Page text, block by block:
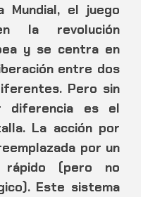
Mundial, el juego
la revolución
y se centra en
entre dos
Pero sin
diferencia es el
La acción por
por un
rápido (pero no
Este sistema